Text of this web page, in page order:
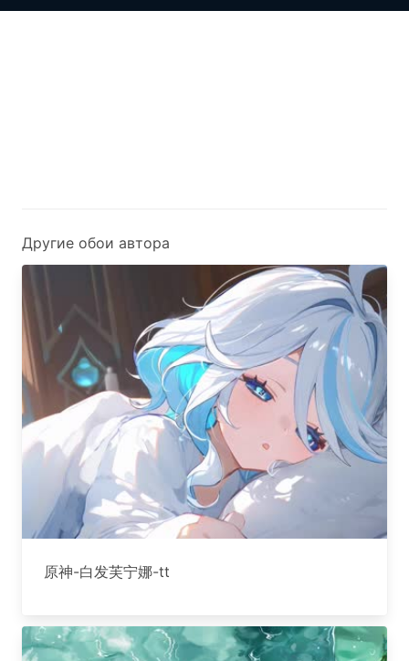
Другие обои автора
原神-白发芙宁娜-tt